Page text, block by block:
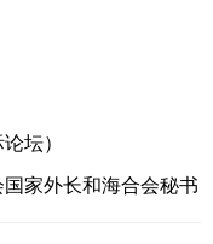
坛）
家外长和海合会秘书